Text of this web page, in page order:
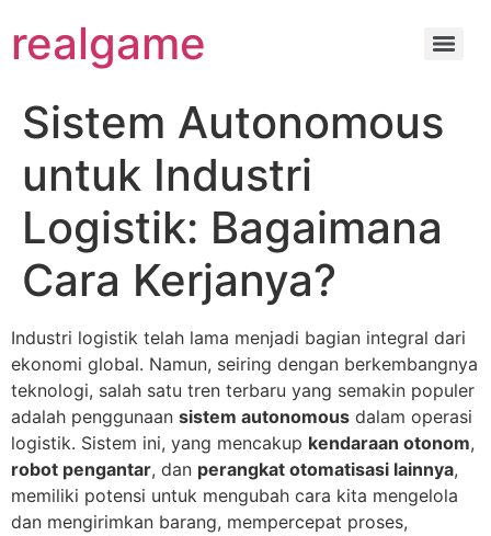
realgame
Sistem Autonomous
untuk Industri
Logistik: Bagaimana
Cara Kerjanya?
Industri logistik telah lama menjadi bagian integral dari
ekonomi global. Namun, seiring dengan berkembangnya
teknologi, salah satu tren terbaru yang semakin populer
adalah penggunaan sistem autonomous dalam operasi
logistik. Sistem ini, yang mencakup kendaraan otonom,
robot pengantar, dan perangkat otomatisasi lainnya,
memiliki potensi untuk mengubah cara kita mengelola
dan mengirimkan barang, mempercepat proses,